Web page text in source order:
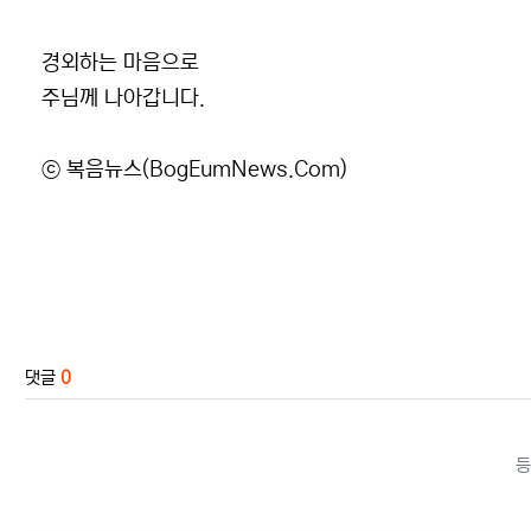
경외하는 마음으로
주님께 나아갑니다.
ⓒ 복음뉴스(BogEumNews.Com)
댓글 0